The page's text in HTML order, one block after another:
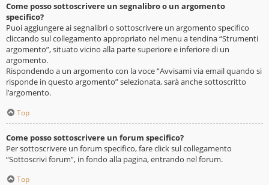
Come posso sottoscrivere un segnalibro o un argomento
specifico?
Puoi aggiungere ai segnalibri o sottoscrivere un argomento specifico
cliccando sul collegamento appropriato nel menu a tendina “Strumenti
argomento”, situato vicino alla parte superiore e inferiore di un
argomento.
Rispondendo a un argomento con la voce “Avvisami via email quando si
risponde in questo argomento” selezionata, sarà anche sottoscritto
l’argomento.
Top
Come posso sottoscrivere un forum specifico?
Per sottoscrivere un forum specifico, fare click sul collegamento
“Sottoscrivi forum”, in fondo alla pagina, entrando nel forum.
Top